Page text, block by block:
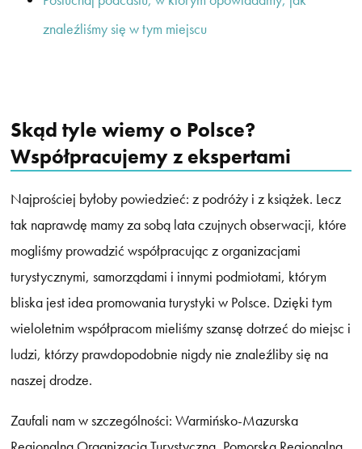
znaleźliśmy się w tym miejscu
Skąd tyle wiemy o Polsce?
Współpracujemy z ekspertami
Najprościej byłoby powiedzieć: z podróży i z książek. Lecz
tak naprawdę mamy za sobą lata czujnych obserwacji, które
mogliśmy prowadzić współpracując z organizacjami
turystycznymi, samorządami i innymi podmiotami, którym
bliska jest idea promowania turystyki w Polsce. Dzięki tym
wieloletnim współpracom mieliśmy szansę dotrzeć do miejsc i
ludzi, którzy prawdopodobnie nigdy nie znaleźliby się na
naszej drodze.
Zaufali nam w szczególności: Warmińsko-Mazurska